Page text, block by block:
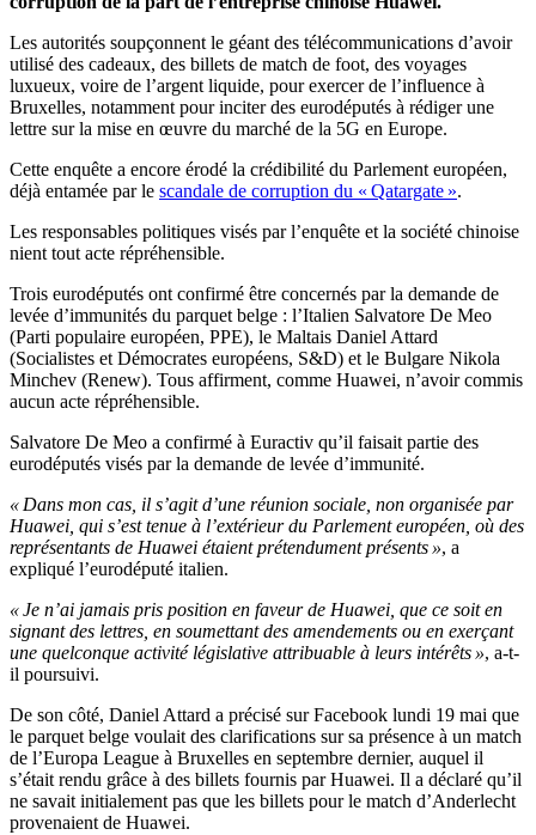
Les autorités soupçonnent le géant des télécommunications d’avoir
utilisé des cadeaux, des billets de match de foot, des voyages
luxueux, voire de l’argent liquide, pour exercer de l’influence à
Bruxelles, notamment pour inciter des eurodéputés à rédiger une
lettre sur la mise en œuvre du marché de la 5G en Europe.
Cette enquête a encore érodé la crédibilité du Parlement européen,
déjà entamée par le scandale de corruption du « Qatargate ».
Les responsables politiques visés par l’enquête et la société chinoise
nient tout acte répréhensible.
Trois eurodéputés ont confirmé être concernés par la demande de
levée d’immunités du parquet belge : l’Italien Salvatore De Meo
(Parti populaire européen, PPE), le Maltais Daniel Attard
(Socialistes et Démocrates européens, S&D) et le Bulgare Nikola
Minchev (Renew). Tous affirment, comme Huawei, n’avoir commis
aucun acte répréhensible.
Salvatore De Meo a confirmé à Euractiv qu’il faisait partie des
eurodéputés visés par la demande de levée d’immunité.
« Dans mon cas, il s’agit d’une réunion sociale, non organisée par
Huawei, qui s’est tenue à l’extérieur du Parlement européen, où des
représentants de Huawei étaient prétendument présents », a
expliqué l’eurodéputé italien.
« Je n’ai jamais pris position en faveur de Huawei, que ce soit en
signant des lettres, en soumettant des amendements ou en exerçant
une quelconque activité législative attribuable à leurs intérêts », a-t-
il poursuivi.
De son côté, Daniel Attard a précisé sur Facebook lundi 19 mai que
le parquet belge voulait des clarifications sur sa présence à un match
de l’Europa League à Bruxelles en septembre dernier, auquel il
s’était rendu grâce à des billets fournis par Huawei. Il a déclaré qu’il
ne savait initialement pas que les billets pour le match d’Anderlecht
provenaient de Huawei.